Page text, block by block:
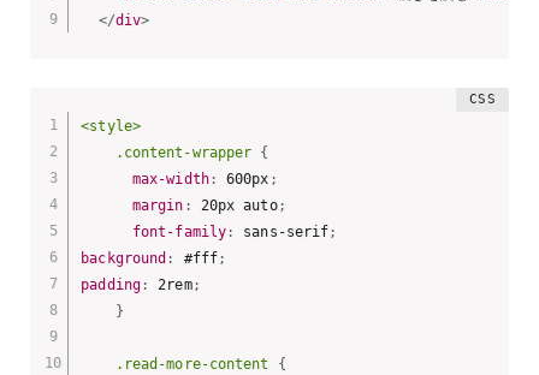
lobortis, velit non pulvinar mattis, nulla
Curabitur auctor neque a eros porttitor
Praesent commodo, orci ut facilisis
dignissim, tortor mi euismod sem, sed
eleifend massa justo eget felis. Duis
fermentum elementum risus id
augue, at consectetur sapien tincidunt
</div>
<style>
    .content-wrapper
{
max-width: 600px ;
margin : 20px auto;
font-family : sans-serif;
background : #fff;
padding : 2rem;
}
.read-more-content
{